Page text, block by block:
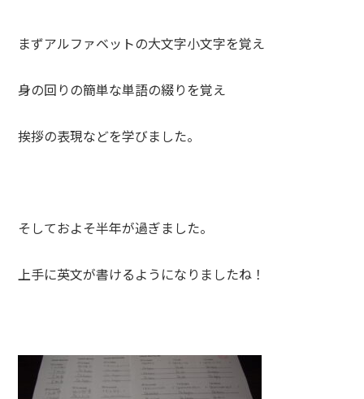
まずアルファベットの大文字小文字を覚え
身の回りの簡単な単語の綴りを覚え
挨拶の表現などを学びました。
そしておよそ半年が過ぎました。
上手に英文が書けるようになりましたね！